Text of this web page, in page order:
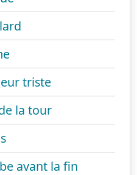
triste
la tour
avant la fin